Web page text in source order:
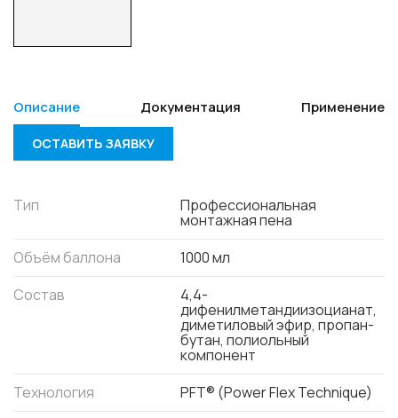
Описание Документация Применение
ОСТАВИТЬ ЗАЯВКУ
Тип Профессиональная
монтажная пена
Объём баллона
1000 мл
Состав
4,4-
дифенилметандиизоцианат,
диметиловый эфир, пропан-
бутан, полиольный
компонент
Технология
PFT® (Power Flex Technique)